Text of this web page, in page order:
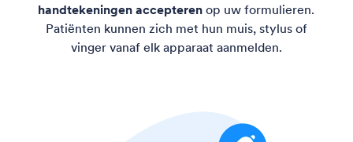
handtekeningen accepteren op uw formulieren.
Patiënten kunnen zich met hun muis, stylus of
vinger vanaf elk apparaat aanmelden.